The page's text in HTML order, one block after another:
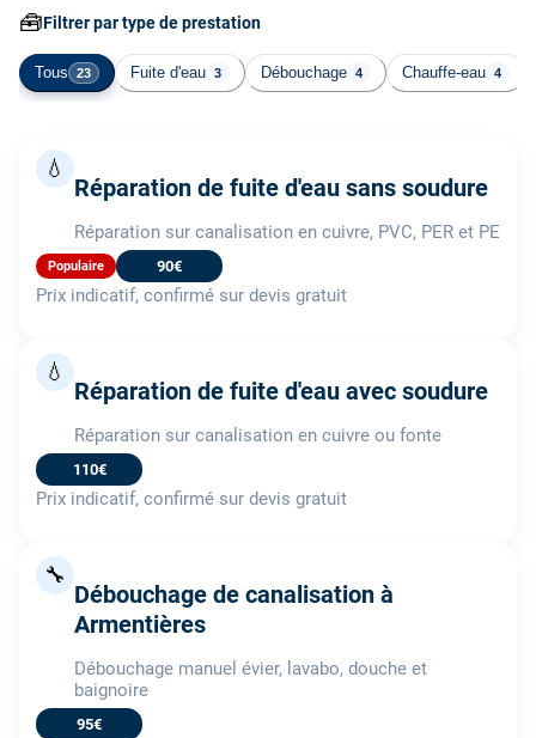
🧰Filtrer par type de prestation
Tous 23 Fuite d'eau 3 Débouchage 4 Chauffe-eau 4
💧
Réparation de fuite d'eau sans soudure
Réparation sur canalisation en cuivre, PVC, PER et PE
Populaire 90€
Prix indicatif, confirmé sur devis gratuit
💧
Réparation de fuite d'eau avec soudure
Réparation sur canalisation en cuivre ou fonte
110€
Prix indicatif, confirmé sur devis gratuit
🔧
Débouchage de canalisation à
Armentières
Débouchage manuel évier, lavabo, douche et
baignoire
95€